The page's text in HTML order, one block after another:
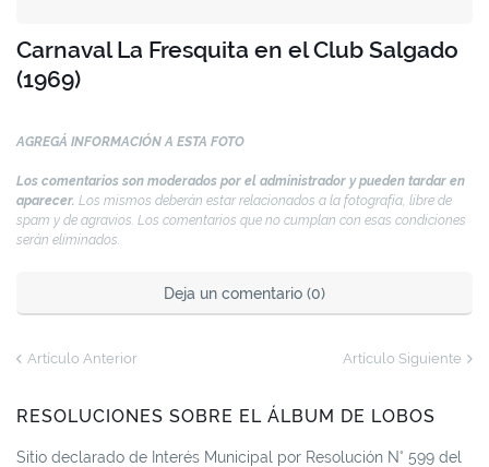
Carnaval La Fresquita en el Club Salgado
(1969)
AGREGÁ INFORMACIÓN A ESTA FOTO
Los comentarios son moderados por el administrador y pueden tardar en
aparecer. Los mismos deberán estar relacionados a la fotografía, libre de
spam y de agravios. Los comentarios que no cumplan con esas condiciones
serán eliminados.
Deja un comentario (0)
Artículo Anterior Artículo Siguiente
RESOLUCIONES SOBRE EL ÁLBUM DE LOBOS
Sitio declarado de Interés Municipal por Resolución N° 599 del